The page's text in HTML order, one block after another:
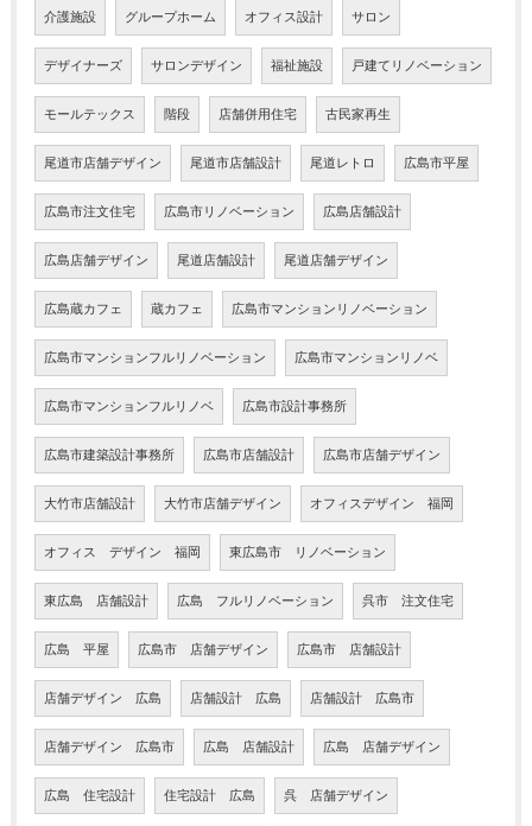
介護施設 グループホーム オフィス設計 サロン
デザイナーズ サロンデザイン 福祉施設 戸建てリノベーション
モールテックス 階段 店舗併用住宅 古民家再生
尾道市店舗デザイン 尾道市店舗設計 尾道レトロ 広島市平屋
広島市注文住宅 広島市リノベーション 広島店舗設計
広島店舗デザイン 尾道店舗設計 尾道店舗デザイン
広島蔵カフェ 蔵カフェ 広島市マンションリノベーション
広島市マンションフルリノベーション 広島市マンションリノベ
広島市マンションフルリノベ 広島市設計事務所
広島市建築設計事務所 広島市店舗設計 広島市店舗デザイン
大竹市店舗設計 大竹市店舗デザイン オフィスデザイン 福岡
オフィス デザイン 福岡 東広島市 リノベーション
東広島 店舗設計 広島 フルリノベーション 呉市 注文住宅
広島 平屋 広島市 店舗デザイン 広島市 店舗設計
店舗デザイン 広島 店舗設計 広島 店舗設計 広島市
店舗デザイン 広島市 広島 店舗設計 広島 店舗デザイン
広島 住宅設計 住宅設計 広島 呉 店舗デザイン